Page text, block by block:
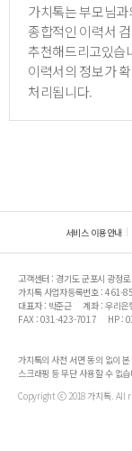
가치톡는 부모님
종합적인 이력서
추천해드리고있습
이력서의 정보가
처리됩니다.
서비스 이용안내
고객센터 : 경기도 군포시 광정
가치톡 사업자등록번호 : 461-
대표자 : 박준근
계좌 : 우리
FAX : 031-423-7017
HP :
가치톡의 사전 서면 동의 없이
스크래핑 등 무단 사용할 수 없
Copyright ⓒ 2018 가치톡. All